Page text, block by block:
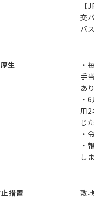
【
交
バ
生
・
手
あ
・
用2
じ
・
・
し
措置 敷